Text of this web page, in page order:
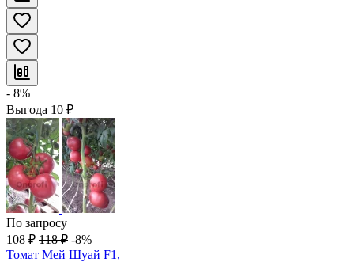
- 8%
Выгода 10 ₽
По запросу
108 ₽ 118 ₽ -8%
Томат Мей Шуай F1,